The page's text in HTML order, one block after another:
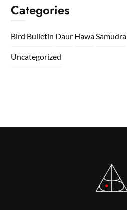
Categories
Bird Bulletin Daur HawaSamudra
Uncategorized